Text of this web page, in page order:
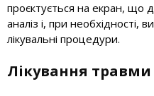
проєктується на екран, що
аналіз і, при необхідності,
лікувальні процедури.
Лікування травми